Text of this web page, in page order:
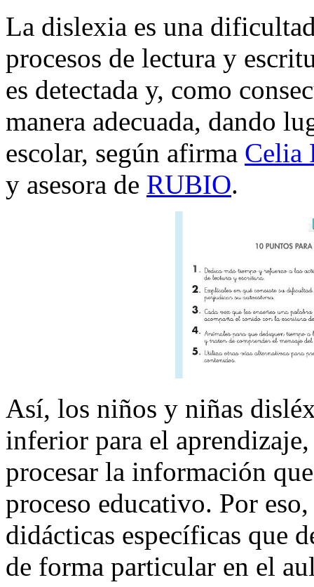
La dislexia es una
procesos de lectura y
es detectada y, como
manera adecuada, dando
escolar, según afirma Celia
y asesora de RUBIO.
Así, los niños y niñas
inferior para el
procesar la información
proceso educativo. Por
didácticas específicas que
de forma particular en el